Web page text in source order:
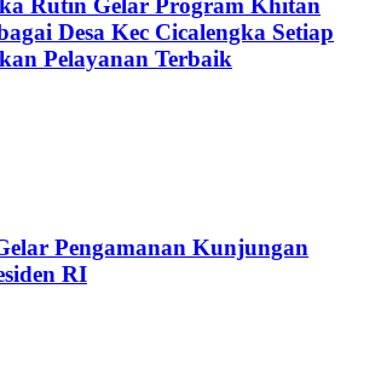
Rutin Gelar Program Khitan
Desa Kec Cicalengka Setiap
Pelayanan Terbaik
Pengamanan Kunjungan
RI